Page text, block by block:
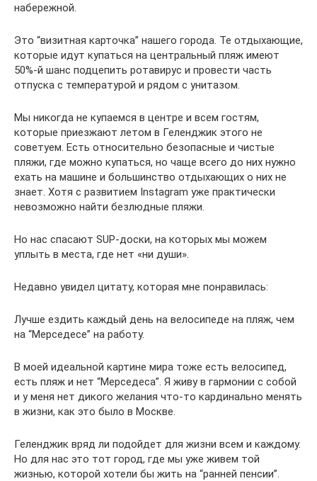
набережной.
Это “визитная карточка” нашего города. Те отдыхающие,
которые идут купаться на центральный пляж имеют
50%-й шанс подцепить ротавирус и провести часть
отпуска с температурой и рядом с унитазом.
Мы никогда не купаемся в центре и всем гостям,
которые приезжают летом в Геленджик этого не
советуем. Есть относительно безопасные и чистые
пляжи, где можно купаться, но чаще всего до них нужно
ехать на машине и большинство отдыхающих о них не
знает. Хотя с развитием Instagram уже практически
невозможно найти безлюдные пляжи.
Но нас спасают SUP-доски, на которых мы можем
уплыть в места, где нет «ни души».
Недавно увидел цитату, которая мне понравилась:
Лучше ездить каждый день на велосипеде на пляж, чем
на “Мерседесе” на работу.
В моей идеальной картине мира тоже есть велосипед,
есть пляж и нет “Мерседеса”. Я живу в гармонии с собой
и у меня нет дикого желания что-то кардинально менять
в жизни, как это было в Москве.
Геленджик вряд ли подойдет для жизни всем и каждому.
Но для нас это тот город, где мы уже живем той
жизнью, которой хотели бы жить на “ранней пенсии”.